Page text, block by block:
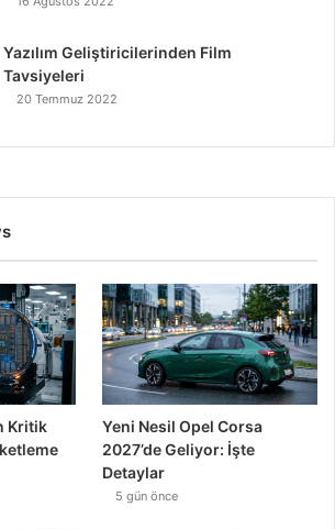
Yazılım Geliştiricilerinden Film
Tavsiyeleri
20 Temmuz 2022
Kritik
Yeni Nesil Opel Corsa
2027’de Geliyor: İşte
Detaylar
5 gün önce